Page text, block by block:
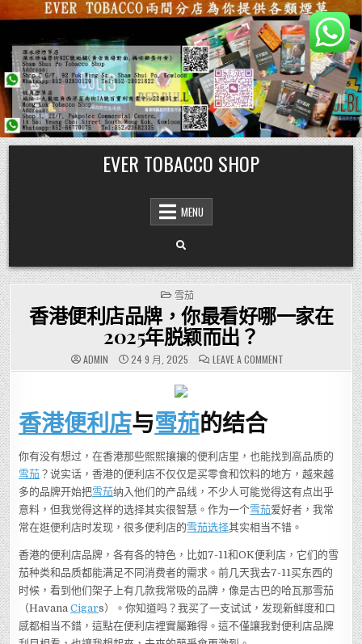
Skip
to
content
EVER TOBACCO SHOP
MENU
POSTED
IN
雪茄
香港便利店品牌，你最看好哪一家在
2025年脱颖而出？
ADMIN 24 9 月, 2025 LEAVE A COMMENTON
香
看
好
哪
一
家
在
2025
年
脱
而
出？
香港便利店与雪茄的结合
你有没有想过，在香港那些熙熙攘攘的便利店里，也能找到高品质的
雪茄 ？说实话，香港的便利店不仅仅是买零食和饮料的地方，越来越
多的品牌开始把雪茄纳入他们的产品线，不少人可能觉得这有点出乎
意料，但我觉得这样的选择其实很智慧。作为一个雪茄爱好者，我常
常在逛便利店时发现，很多便利店的雪茄选择其实相当不错。
香港的便利店品牌，各有各的特色，比如7-11和OK便利店，它们的雪
茄种类和品质都能满足不同消费者的需求。前几天我去7-11买东西的
时候，看到他们架子上有几款我常吸的品牌，像是古巴的哈瓦那雪茄
（HavanaCigars）。你知道吗？我买了一支试试，发现新鲜度和口
感都相当不錯，這點在便利店裡實屬難得。這不僅讓我對便利店品牌